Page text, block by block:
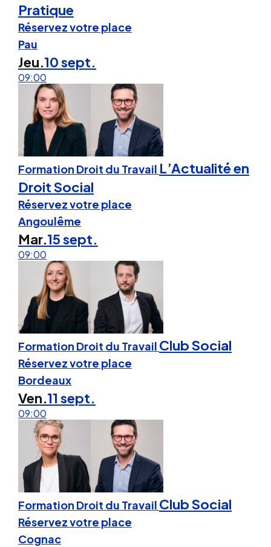
Pratique
Réservez votre place
Pau
Jeu.10 sept.
09:00
Formation Droit du Travail L’Actualité en
Droit Social
Réservez votre place
Angoulême
Mar.15 sept.
09:00
Formation Droit du Travail Club Social
Réservez votre place
Bordeaux
Ven.11 sept.
09:00
Formation Droit du Travail Club Social
Réservez votre place
Cognac